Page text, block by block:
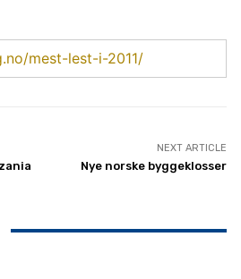
mest-lest-i-2011/
NEXT ARTICLE
Nye norske byggeklosser